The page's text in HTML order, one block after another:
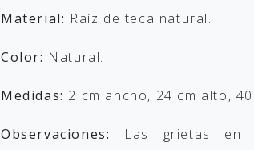
Material: Raíz de teca natural.
Color: Natural.
Medidas: 2 cm ancho, 24 cm alto,
Observaciones: Las grietas en